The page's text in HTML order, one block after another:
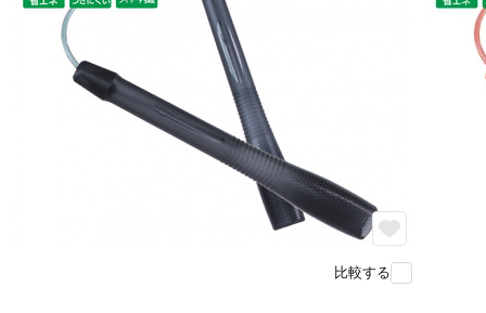
比較する